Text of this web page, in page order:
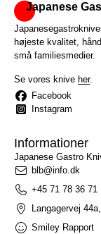
Japanese
højeste kvalitet,
små familiesmedier.
Se vores knive her.
Facebook
Instagram
Informationer
Japanese Gastro
blb@info.dk
+45 71 78 36 71
Langagervej
Smiley Rapport